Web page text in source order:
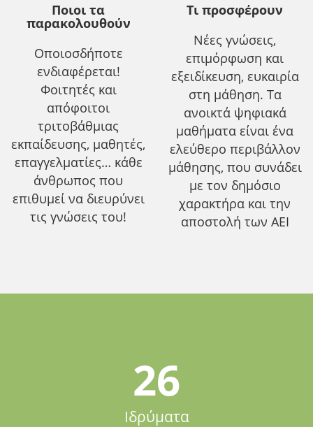
Ποιοι τα
παρακολουθούν
Οποιοσδήποτε
ενδιαφέρεται!
Φοιτητές και
απόφοιτοι
τριτοβάθμιας
εκπαίδευσης, μαθητές,
επαγγελματίες… κάθε
άνθρωπος που
επιθυμεί να διευρύνει
τις γνώσεις του!
Τι προσφέρουν
Νέες γνώσεις,
επιμόρφωση και
εξειδίκευση, ευκαιρία
στη μάθηση. Τα
ανοικτά ψηφιακά
μαθήματα είναι ένα
ελεύθερο περιβάλλον
μάθησης, που συνάδει
με τον δημόσιο
χαρακτήρα και την
αποστολή των ΑΕΙ
26
Ιδρύματα